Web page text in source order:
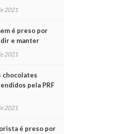
crianças na
2021
é preso por
e manter
em cárcere
2021
chocolates
pela PRF
no Natal
2021
é preso por